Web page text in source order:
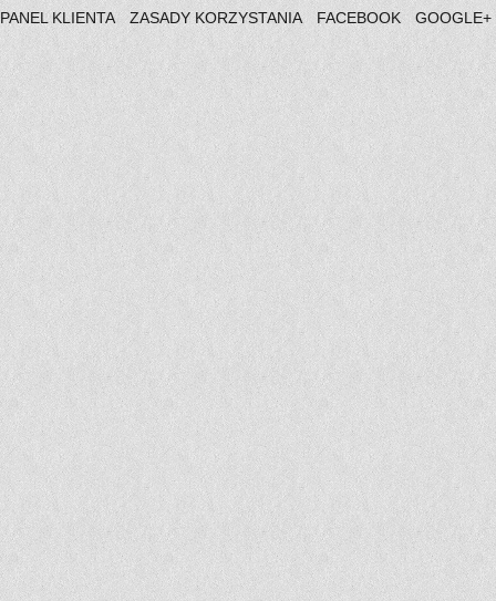
PANEL KLIENTA ZASADY KORZYSTANIA FACEBOOK GOOGLE+